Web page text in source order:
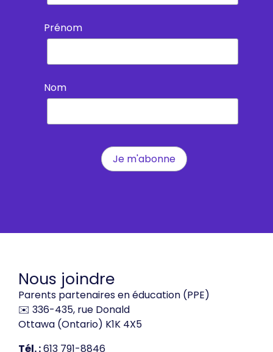
Prénom
Nom
Nous joindre
Parents partenaires en éducation (PPE)
✉️ 336-435, rue Donald
Ottawa (Ontario) K1K 4X5
Tél. :613 791-8846